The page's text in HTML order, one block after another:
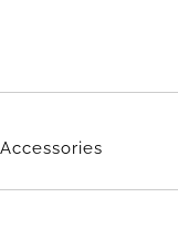
Accessories